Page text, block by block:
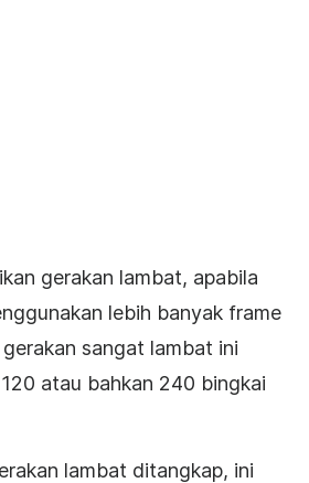
gerakan lambat, apabila
lebih banyak frame
sangat lambat ini
atau bahkan 240 bingkai
lambat ditangkap, ini